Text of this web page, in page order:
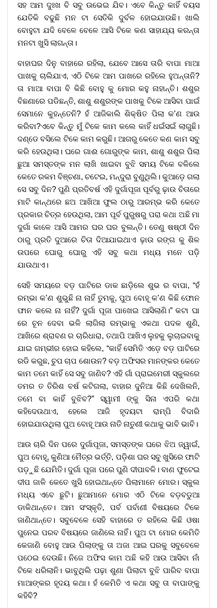
ସହ ଆମ ଦୁଃଖ ବି ସବୁ ଉଭେଇ ଯିବ। ଏବେ କିନ୍ତୁ କାହିଁ ବୟସ
ଯେତିକି ବଢୁଛି ମନ ଟା ସେତିକି ଦୁର୍ବଳ ହୋଇଯାଉଛି। ଖାଲି
ବୋହୁଟା ଯଦି ବେଳେ ବେଳେ ଆସି ଟିକେ କଣ ସାହାଯ୍ୟ କରନ୍ତା
ମନଟା ଖୁସି ଲାଗନ୍ତା।
ବାହାଘର ଦିନୁ ବାହାରେ ରହିଲା, ଯେବେ ଆସେ ତାରି ବାପା ମାଆ
ପାଖକୁ ଚାଲିଯାଏ, ଏଠି ଟିକେ ଆମ ପାଖରେ ରହିଲେ ହୁଅନ୍ତାନି?
ତା ମାଆ ବାପା ବି କିଛି ବୋହୁ କୁ ମୋର କହୁ ନାହାନ୍ତି। ଶଶୁର
ବିଛଣାରେ ପଡିଛନ୍ତି, ଶାଶୁ ଶଶୁରଙ୍କ ପାଖକୁ ଟିକେ ଆସିବା ପାଇଁ
ସେମାନେ କୁହନ୍ତେନି? ହଁ ଆଜିକାଲି ଶିକ୍ଷିତ ପିଲା କ’ଣ ଆଉ
କରିବା?ଏବେ କିନ୍ତୁ ମୁଁ ଟିକେ କାମ କଲେ କାହିଁ ଧଇଁସଇଁ ଲାଗୁଛି।
ଦଣ୍ଡେ ବସିଲେ ଟିକେ କାମ କରୁଛି। ଆଗରୁ କେତେ କଣ କାମ ସବୁ
କରି ହେଉଥିଲା। ଘରେ ଗାଈ ଗୋରୁଙ୍କ କାମ, ଶାଶୁ ଶଶୁର ପିଲା
ଛୁଆ ସମସ୍ତଙ୍କ ମନ ଲାଖି ଖାଇବା ବୁଝି ସମୟ ଟିକେ ବଳିଲେ
କେତେ ରକମ ବିଞ୍ଚଣା, ଚଟେଇ, ମନ୍ଦୁରା ବୁଣୁଥିଲି। କୁଆଡ଼େ ଗଲା
ସେ ସବୁ ଦିନ? ପୁଣି ପ୍ରତିବର୍ଷ ଏହି ଦୁର୍ଗାପୂଜା ପୂର୍ବରୁ ଢ଼ାଉ ଚିତାରେ
ମାଟି କାନ୍ଥରେ ଛଅ ଆଖିଆ ଫୁଲ ଠାରୁ ଆରମ୍ଭ କରି କେତେ
ପ୍ରକାର ଚିତ୍ର ହେଉଥିଲା, ଆମ ପୂର୍ବ ପୁରୁଷରୁ ପରା କଥା ଅଛି ମା
ଦୁର୍ଗା କାଳେ ଆସି ଆମର ଘର ଘର ବୁଲନ୍ତି। ତେଣୁ ଷଷ୍ଠୀ ଦିନ
ଠାରୁ ପ୍ରତି ଦୁଆରେ ଚିତା ଦିଆଯାଇଥାଏ ଢ଼ାଉ ରଙ୍ଗ କୁ ଶିଳ
ଉପରେ ଘୋରୁ ଘୋରୁ ଏହି ସବୁ କଥା ମଧ୍ୟ ମନେ ପଡ଼ି
ଯାଉଥାଏ।
ସେହି ସମୟରେ ବଡ଼ ପାଟିରେ ଡାକ ଛାଡ଼ିଲେ ଶୁଭ ର ବାପା, “ହଁ
ରମ୍ଭା କ’ଣ ଶୁଭୁଛି ନା ନାହିଁ ତୁମକୁ, ପୁଅ ବୋହୂ କ’ଣ କିଛି ଫୋନ
ଫାନ କଲେ ନା ନାହିଁ? ଦୁର୍ଗା ପୂଜା ପାଖେଇ ଆସିଲାଣି।” କଟା ଘା
ରେ ଚୂନ ଦେବା ଭଳି ଲାଗିଲା ରମ୍ଭାକୁ ଏକଥା ପଦକ ଶୁଣି,
ଆଖିରେ ଶ୍ରାବଣ ର ଚାରିଧାରା, ତଥାପି ଆଖିଏ ଲୁହକୁ ଲୁଚାଇବାକୁ
ଯାଇ ଗମ୍ଭୀର ହୋଇ କହିଲେ, “କାହିଁ ସେମିତି ଏଡ଼େ ବଡ଼ ପାଟିରେ
ରଡି କରୁଛ, ଚୁପ ଚାପ ଶୋଉନ? ବଡ଼ ଅଫିସର ମାନଙ୍କର କେତେ
କାମ ତମେ କାହିଁ ସେ ସବୁ ଜାଣିବ? ଏହି ଗାଁ ପ୍ରାଇମେରୀ ସ୍କୁଲରେ
ତମର ତ ତିରିଶ ବର୍ଷ କଟିଗଲା, ବାହାର ଦୁନିଆ କିଛି ଦେଖିଲନି,
ତମେ ବା କାହିଁ ବୁଝିବ?” ସ୍ୱାମୀ ଙ୍କୁ ସିନା ଏପରି କଥା
କହିଦେଉଥାଏ, ହେଲେ ଆଜି ହୃଦୟଟା ରାମ୍ପି ବିଦାରି
ହୋଇଯାଉଥିଲା ପୁଅ ବୋହୂ ଆଉ ନାତି ନାତୁଣୀ କଥାକୁ ଭାବି ଭାବି।
ଆଉ ଚାରି ଦିନ ପରେ ଦୁର୍ଗାପୂଜା, ସମସ୍ତଙ୍କ ଘରେ ଝିଅ ଜ୍ୱାଇଁ,
ପୁଅ ବୋହୂ, କୁଣିଆ ମୈତ୍ର ଭର୍ତ୍ତି, ପଡ଼ିଶା ଘର ସବୁ ଖୁସିରେ ଫାଟି
ପଡ଼ୁଛି ଯେମିତି। ଦୁର୍ଗା ପୂଜା ପରେ ପୁଣି ଦୀପାବଳି। ବାଣ ଫୁଟେଇ
ଦୀପ ଜାଳି କେତେ ଖୁସି ହୋଇଥାନ୍ତେ ପିଲାମାନେ ମୋର। ସ୍କୁଲ
ମଧ୍ୟ ଏବେ ଛୁଟି। ଛୁଆମାନେ ମୋର ଏଠି ଟିକେ ବଡ଼ବଡୁଆ
ଡାକିଥାନ୍ତେ। ଆମ ସଂସ୍କୃତି, ପର୍ବ ପର୍ବାଣୀ ବିଷୟରେ ଟିକେ
ଜାଣିଥାନ୍ତେ। ସବୁବେଳେ ସେହି ବାହାରେ ତ ରହିଲେ କିଛି ଓଷା
ପୁନେଇ ପରବ ବିଷୟରେ ଜାଣିଲେ ନାହିଁ। ପୁଅ ଟା ମୋର କେମିତି
କେଜାଣି ବୋହୁ ଆଉ ପିଲାଙ୍କୁ ତା ଅଜା ଆଇ ଘରକୁ ସବୁବେଳେ
ପଠେଇ ଦେଉଛି। ନିଜେ ଅଫିସ କାମ ଅଛି କହି ଆଉ ଆସିବା ନାଁ
ଟିକେ ଧରିଲାନି। ଭାବୁଥିଲି ପଢ଼ା ଶୁଣା ପିଲାଟା ବୁଝି ପାରିବ ବାପା
ମାଆଙ୍କର ହୃଦୟ କଥା। ହଁ କେମିତି ଏ କଥା ସବୁ ତା ବାପାଙ୍କୁ
କହିବି?